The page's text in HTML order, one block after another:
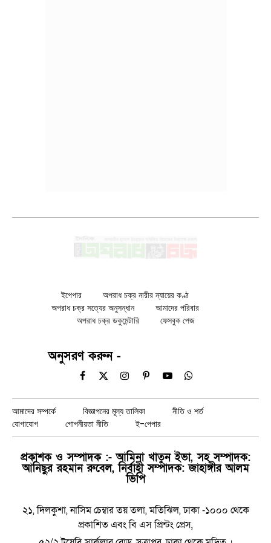
ইপেপার
অপরাধ চক্র নারীর ন্যায়ের কণ্ঠ
অপরাধ চক্র সত্যের অনুসন্ধান
আমাদের পরিবার
অপরাধ চক্র ডকুমেন্টারি
ফেসবুক পেজ
অনুসরণ করুন -
Facebook
X
InstagramPinterestYouTubeWhatsApp
আমাদের সম্পর্কে বিজ্ঞাপনের মূল্য তালিকা
নীতি ও শর্ত
যোগাযোগ
গোপনীয়তা নীতি ই-পেপার
প্রকাশক ও সম্পাদক :- আমিনা খাতুন ইভা, সহ সম্পাদক:
আনিছুর রহমান রুবেল, নির্বাহী সম্পাদক: জাহাঙ্গীর আলম
ভিপি
২১, দিলকুশা, নাসিম চেম্বার তয় তলা, মতিঝিল, ঢাকা -১০০০ থেকে
প্রকাশিত এবং বি এস প্রিন্টং প্রেস,